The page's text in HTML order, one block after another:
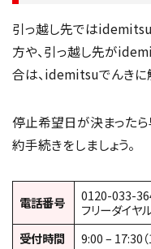
引っ越し先では
方や、引っ越し先が
合は、idemitsuでんきに
停止希望日が決まった
約手続きをしましょう。
電話番号
0120-033-
フリーダイヤ
受付時間
9:00 – 17:30